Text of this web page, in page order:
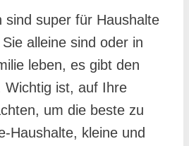
sind super für Haushalte
alleine sind oder in
leben, es gibt den
Wichtig ist, auf Ihre
um die beste zu
Haushalte, kleine und